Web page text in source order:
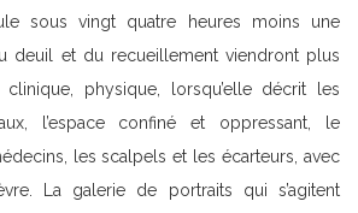
sous vingt quatre heures moins une
deuil et du recueillement viendront plus
physique, lorsqu’elle décrit les
l’espace confiné et oppressant, le
les scalpels et les écarteurs, avec
La galerie de portraits qui s’agitent